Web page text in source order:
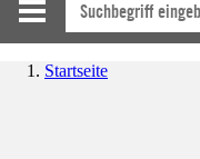
Startseite